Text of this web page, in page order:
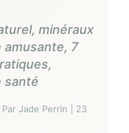
minéraux
7
santé
Jade Perrin | 23